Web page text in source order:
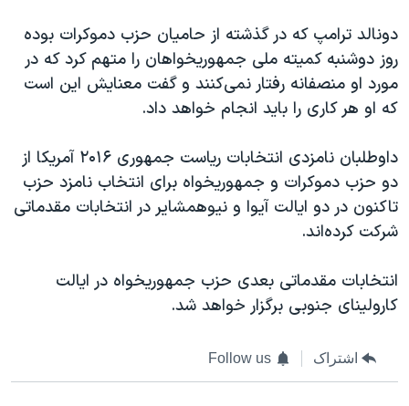
دونالد ترامپ که در گذشته از حامیان حزب دموکرات بوده
روز دوشنبه کمیته ملی جمهوریخواهان را متهم کرد که در
مورد او منصفانه رفتار نمی‌کنند و گفت معنایش این است
که او هر کاری را باید انجام خواهد داد.
داوطلبان نامزدی انتخابات ریاست جمهوری ۲۰۱۶ آمریکا از
دو حزب دموکرات و جمهوریخواه برای انتخاب نامزد حزب
تاکنون در دو ایالت آیوا و نیوهمشایر در انتخابات مقدماتی
شرکت کرده‌اند.
انتخابات مقدماتی بعدی حزب جمهوریخواه در ایالت
کارولینای جنوبی برگزار خواهد شد.
اشتراک Follow us